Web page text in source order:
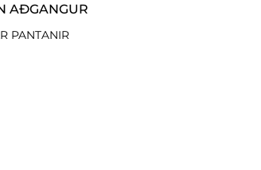
AÐGANGUR
PANTANIR